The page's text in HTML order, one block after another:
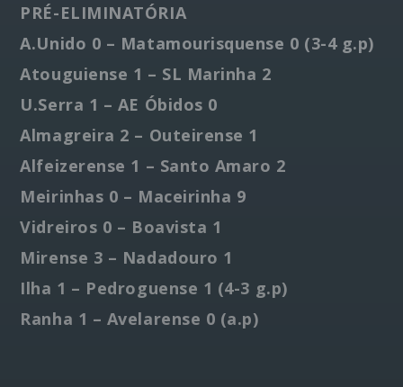
PRÉ-ELIMINATÓRIA
A.Unido 0 – Matamourisquense 0 (3-4 g.p)
Atouguiense 1 – SL Marinha 2
U.Serra 1 – AE Óbidos 0
Almagreira 2 – Outeirense 1
Alfeizerense 1 – Santo Amaro 2
Meirinhas 0 – Maceirinha 9
Vidreiros 0 – Boavista 1
Mirense 3 – Nadadouro 1
Ilha 1 – Pedroguense 1 (4-3 g.p)
Ranha 1 – Avelarense 0 (a.p)